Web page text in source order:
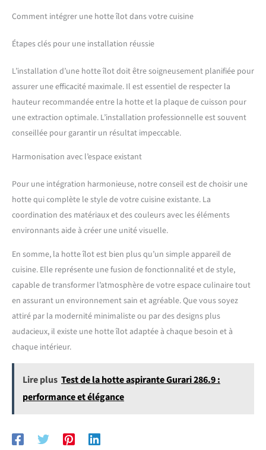
Comment intégrer une hotte îlot dans votre cuisine
Étapes clés pour une installation réussie
L’installation d’une hotte îlot doit être soigneusement planifiée pour
assurer une efficacité maximale. Il est essentiel de respecter la
hauteur recommandée entre la hotte et la plaque de cuisson pour
une extraction optimale. L’installation professionnelle est souvent
conseillée pour garantir un résultat impeccable.
Harmonisation avec l’espace existant
Pour une intégration harmonieuse, notre conseil est de choisir une
hotte qui complète le style de votre cuisine existante. La
coordination des matériaux et des couleurs avec les éléments
environnants aide à créer une unité visuelle.
En somme, la hotte îlot est bien plus qu’un simple appareil de
cuisine. Elle représente une fusion de fonctionnalité et de style,
capable de transformer l’atmosphère de votre espace culinaire tout
en assurant un environnement sain et agréable. Que vous soyez
attiré par la modernité minimaliste ou par des designs plus
audacieux, il existe une hotte îlot adaptée à chaque besoin et à
chaque intérieur.
Lire plus Test de la hotte aspirante Gurari 286.9 :
performance et élégance